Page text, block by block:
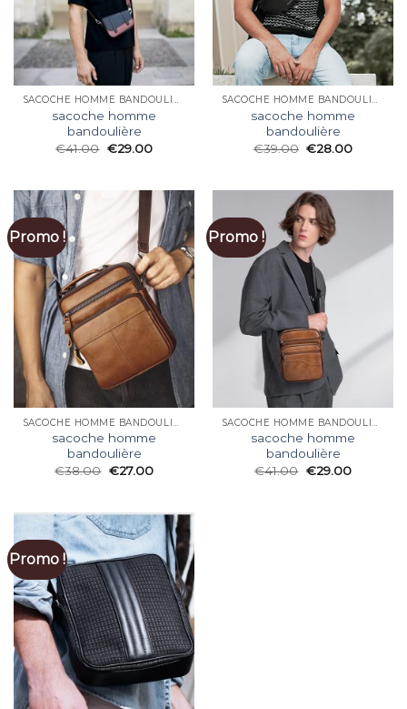
SACOCHE HOMME BANDOULIÈRE
sacoche homme
bandoulière
€41.00 €29.00
SACOCHE HOMME BANDOULIÈRE
sacoche homme
bandoulière
€39.00 €28.00
Promo !
SACOCHE HOMME BANDOULIÈRE
sacoche homme
bandoulière
€38.00 €27.00
Promo !
SACOCHE HOMME BANDOULIÈRE
sacoche homme
bandoulière
€41.00 €29.00
Promo !